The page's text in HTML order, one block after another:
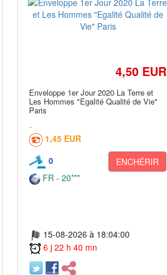
4,50 EUR
Enveloppe 1er Jour 2020 La Terre et
Les Hommes "Egalité Qualité de Vie"
Paris
1,45 EUR
0
ENCHÉRIR
FR - 20***
15-08-2026 à 18:04:00
6 j 22 h 40 mn